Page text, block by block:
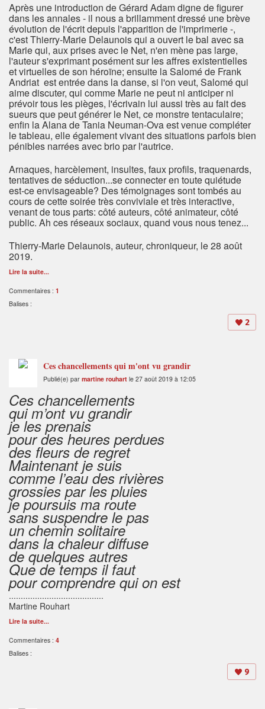
Après une introduction de Gérard Adam digne de figurer
dans les annales - il nous a brillamment dressé une brève
évolution de l'écrit depuis l'apparition de l'imprimerie -,
c'est Thierry-Marie Delaunois qui a ouvert le bal avec sa
Marie qui, aux prises avec le Net, n'en mène pas large,
l'auteur s'exprimant posément sur les affres existentielles
et virtuelles de son héroïne; ensuite la Salomé de Frank
Andriat est entrée dans la danse, si l'on veut, Salomé qui
aime discuter, qui comme Marie ne peut ni anticiper ni
prévoir tous les pièges, l'écrivain lui aussi très au fait des
sueurs que peut générer le Net, ce monstre tentaculaire;
enfin la Alana de Tania Neuman-Ova est venue compléter
le tableau, elle également vivant des situations parfois bien
pénibles narrées avec brio par l'autrice.
Arnaques, harcèlement, insultes, faux profils, traquenards,
tentatives de séduction...se connecter en toute quiétude
est-ce envisageable? Des témoignages sont tombés au
cours de cette soirée très conviviale et très interactive,
venant de tous parts: côté auteurs, côté animateur, côté
public. Ah ces réseaux sociaux, quand vous nous tenez...
Thierry-Marie Delaunois, auteur, chroniqueur, le 28 août
2019.
Lire la suite...
Commentaires : 1
Balises :
2
Ces chancellements qui m'ont vu grandir
Publié(e) par martine rouhart le 27 août 2019 à 12:05
Ces chancellements
qui m’ont vu grandir
je les prenais
pour des heures perdues
des fleurs de regret
Maintenant je suis
comme l’eau des rivières
grossies par les pluies
je poursuis ma route
sans suspendre le pas
un chemin solitaire
dans la chaleur diffuse
de quelques autres
Que de temps il faut
pour comprendre qui on est
........................................
Martine Rouhart
Lire la suite...
Commentaires : 4
Balises :
9